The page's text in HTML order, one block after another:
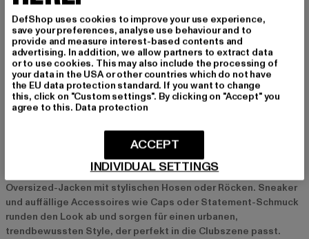
Details, kombiniert mit hohen Schuhen und eleganten
Accessoires, sorgt für einen stilvollen Auftritt. Auch Anzüge
oder Jumpsuits in Metallic-Farben oder Samt sind ideal, um aus
der Masse herauszustechen und gleichzeitig Eleganz zu
versprühen.
Für entspanntere Clubnächte bietet sich ein cooler
Streetstyle-Look an. Kombiniere coole Shirts, Crop-Tops oder
Oversized-Jacken mit stylischen Hosen oder Röcken. Sneaker
und auffällige Accessoires wie Caps oder Statement-Schmuck
runden den Look ab und sorgen für einen urbanen,
trendbewussten Style, der perfekt in die Clubszene passt.
DefShop uses cookies to improve your use experience,
save your preferences, analyse use behaviour and to
provide and measure interest-based contents and
advertising. In addition, we allow partners to extract data
or to use cookies. This may also include the processing of
your data in the USA or other countries which do not have
the EU data protection standard. If you want to change
this, click on "Custom settings". By clicking on "Accept" you
agree to this. Data protection
INDIVIDUAL SETTINGS
ACCEPT